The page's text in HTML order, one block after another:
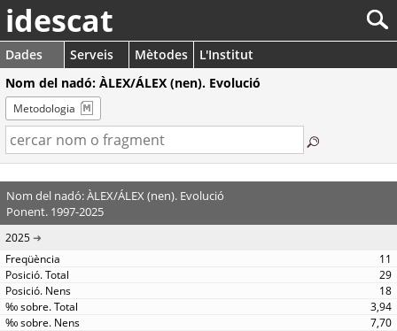
idescat
Dades Serveis Mètodes
L'Institut
Nom del nadó: ÀLEX/ÁLEX (nen). Evolució
Metodologia
Nom del nadó: ÀLEX/ÁLEX (nen). Evolució
Ponent. 1997-2025
2025
11
29
18
3,94
7,70